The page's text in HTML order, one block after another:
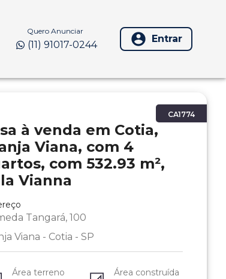
Quero Anunciar
(11) 91017-0244 Entrar
CA1774
à venda em Cotia,
Viana, com 4
com 532.93 m²,
Vianna
Tangará, 100
Viana - Cotia - SP
Área terreno Área construída